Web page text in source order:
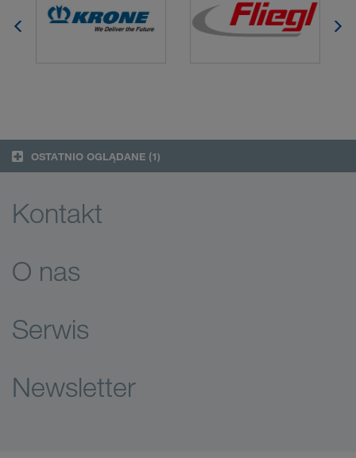
OSTATNIO OGLĄDANE (1)
Kontakt
O nas
Serwis
Newsletter